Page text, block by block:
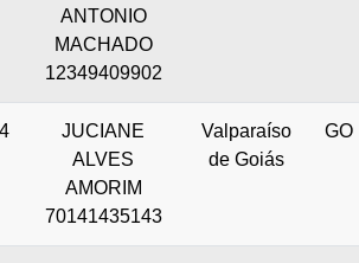
ANTONIO
MACHADO
12349409902
JUCIANE
ALVES
AMORIM
70141435143
Valparaíso
de Goiás
GO